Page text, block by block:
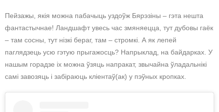
Пейзажы, якія можна пабачыць уздоўж Бярэзіны – гэта нешта
фантастычнае! Ландшафт увесь час змяняецца, тут дубовы гаёк
– там сосны, тут нізкі бераг, там – стромкі. А як лепей
паглядзець усю гэтую прыгажосць? Напрыклад, на байдарках. У
нашым горадзе іх можна ўзяць напракат, звычайна ўладальнікі
самі завозяць і забіраюць кліентаў(ак) у пэўных кропках.